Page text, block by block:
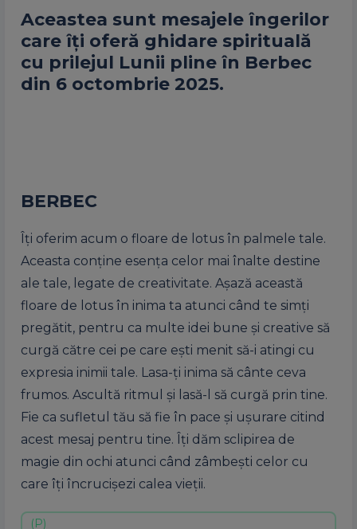
Aceastea sunt mesajele îngerilor
care îți oferă ghidare spirituală
cu prilejul Lunii pline în Berbec
din 6 octombrie 2025.
BERBEC
Îți oferim acum o floare de lotus în palmele tale.
Aceasta conține esența celor mai înalte destine
ale tale, legate de creativitate. Așază această
floare de lotus în inima ta atunci când te simți
pregătit, pentru ca multe idei bune și creative să
curgă către cei pe care ești menit să-i atingi cu
expresia inimii tale. Lasa-ți inima să cânte ceva
frumos. Ascultă ritmul și lasă-l să curgă prin tine.
Fie ca sufletul tău să fie în pace și ușurare citind
acest mesaj pentru tine. Îți dăm sclipirea de
magie din ochi atunci când zâmbești celor cu
care îți încrucișezi calea vieții.